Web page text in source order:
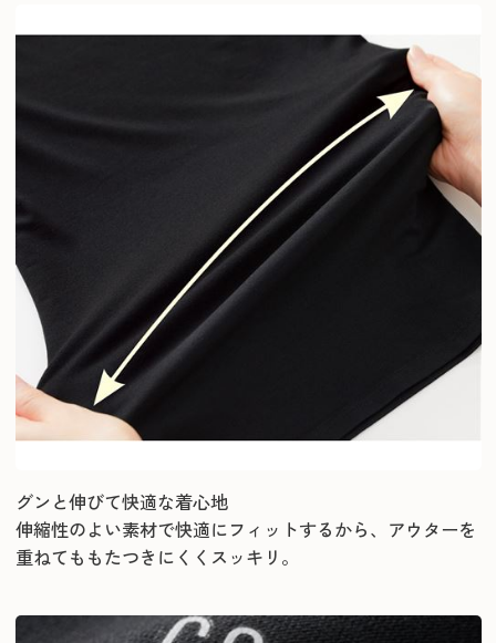
グンと伸びて快適な着心地
伸縮性のよい素材で快適にフィットするから、アウターを
重ねてももたつきにくくスッキリ。